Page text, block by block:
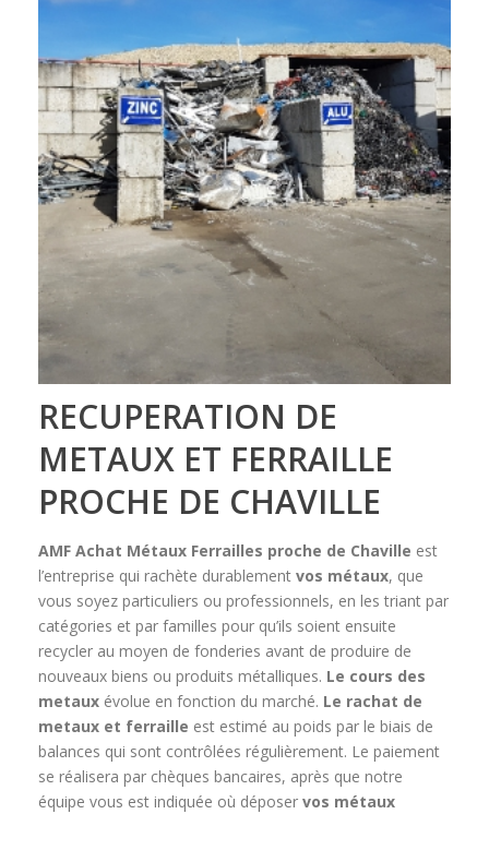
RECUPERATION DE
METAUX ET FERRAILLE
PROCHE DE CHAVILLE
AMF Achat Métaux Ferrailles proche de Chaville est
l’entreprise qui rachète durablement vos métaux, que
vous soyez particuliers ou professionnels, en les triant par
catégories et par familles pour qu’ils soient ensuite
recycler au moyen de fonderies avant de produire de
nouveaux biens ou produits métalliques. Le cours des
metaux évolue en fonction du marché. Le rachat de
metaux et ferraille est estimé au poids par le biais de
balances qui sont contrôlées régulièrement. Le paiement
se réalisera par chèques bancaires, après que notre
équipe vous est indiquée où déposer vos métaux